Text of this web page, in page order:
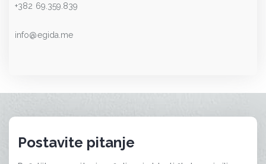
+382 69.359.839
info@egida.me
Postavite pitanje